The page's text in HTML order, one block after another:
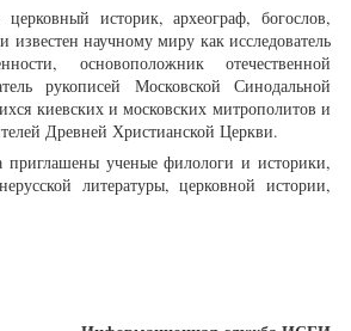
историк, археограф, богослов,
научному миру как исследователь
основоположник отечественной
рукописей Московской Синодальной
киевских и московских митрополитов и
Древней Христианской Церкви.
приглашены ученые филологи и историки,
литературы, церковной истории,